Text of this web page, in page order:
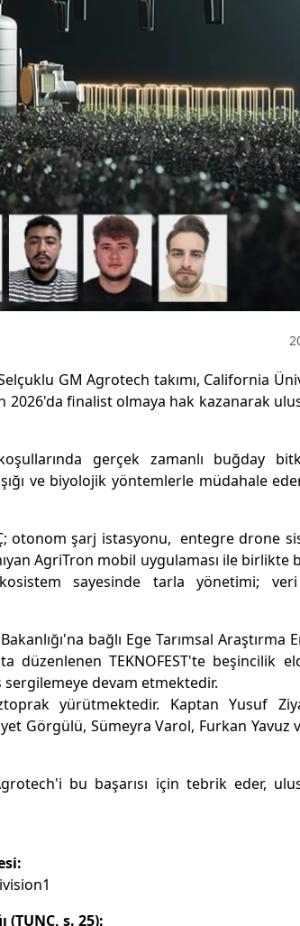
GM Agrotech takımı, California
finalist olmaya hak kazanarak
gerçek zamanlı buğday
ve biyolojik yöntemlerle müdahale
otonom şarj istasyonu, entegre drone
AgriTron mobil uygulaması ile birlikte
sayesinde tarla yönetimi; veri
bağlı Ege Tarımsal Araştırma
düzenlenen TEKNOFEST'te beşincilik
devam etmektedir.
yürütmektedir. Kaptan Yusuf
Görgülü, Sümeyra Varol, Furkan Yavuz
bu başarısı için tebrik eder,
s. 25):